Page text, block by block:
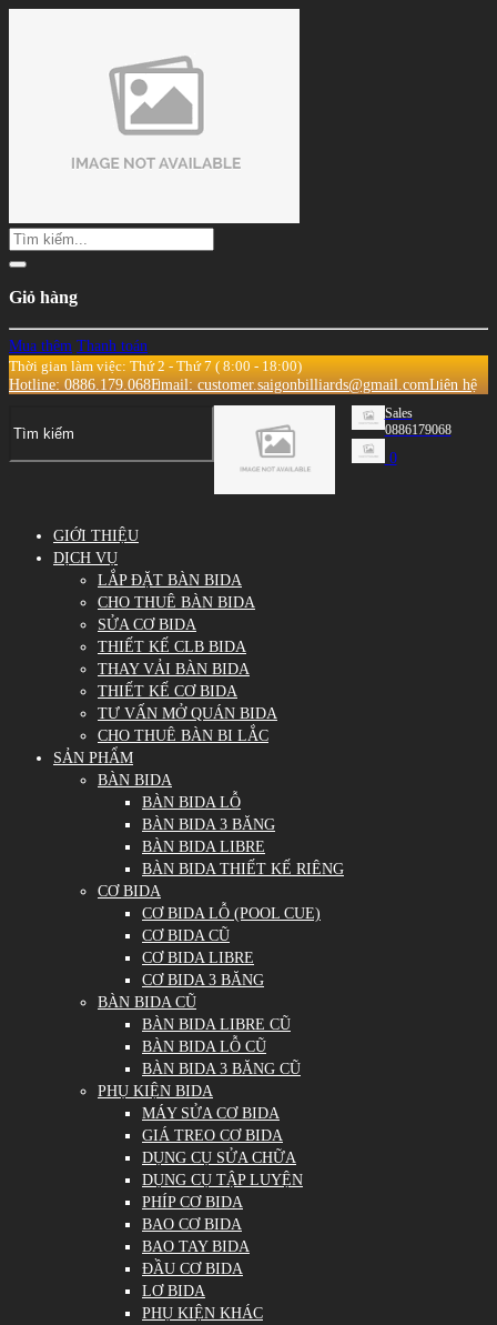
Giỏ hàng
Mua thêm Thanh toán
Thời gian làm việc: Thứ 2 - Thứ 7 ( 8:00 - 18:00)
Hotline: 0886.179.068Email: customer.saigonbilliards@gmail.comLiên hệ
Sales
0886179068
0
GIỚI THIỆU
DỊCH VỤ
LẮP ĐẶT BÀN BIDA
CHO THUÊ BÀN BIDA
SỬA CƠ BIDA
THIẾT KẾ CLB BIDA
THAY VẢI BÀN BIDA
THIẾT KẾ CƠ BIDA
TƯ VẤN MỞ QUÁN BIDA
CHO THUÊ BÀN BI LẮC
SẢN PHẨM
BÀN BIDA
BÀN BIDA LỖ
BÀN BIDA 3 BĂNG
BÀN BIDA LIBRE
BÀN BIDA THIẾT KẾ RIÊNG
CƠ BIDA
CƠ BIDA LỖ (POOL CUE)
CƠ BIDA CŨ
CƠ BIDA LIBRE
CƠ BIDA 3 BĂNG
BÀN BIDA CŨ
BÀN BIDA LIBRE CŨ
BÀN BIDA LỖ CŨ
BÀN BIDA 3 BĂNG CŨ
PHỤ KIỆN BIDA
MÁY SỬA CƠ BIDA
GIÁ TREO CƠ BIDA
DỤNG CỤ SỬA CHỮA
DỤNG CỤ TẬP LUYỆN
PHÍP CƠ BIDA
BAO CƠ BIDA
BAO TAY BIDA
ĐẦU CƠ BIDA
LƠ BIDA
PHỤ KIỆN KHÁC